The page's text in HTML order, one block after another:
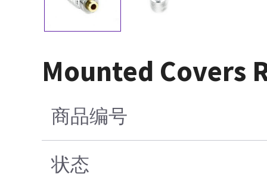
Mounted Covers
商品编号
状态